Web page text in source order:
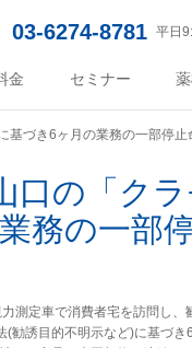
03-6274-8781 平日
金 セミナー
基づき6ヶ月の業務の一部停止
口の「ク
務の一部停
測定車で消費者宅を訪問し
誘目的不明示など)に基づ